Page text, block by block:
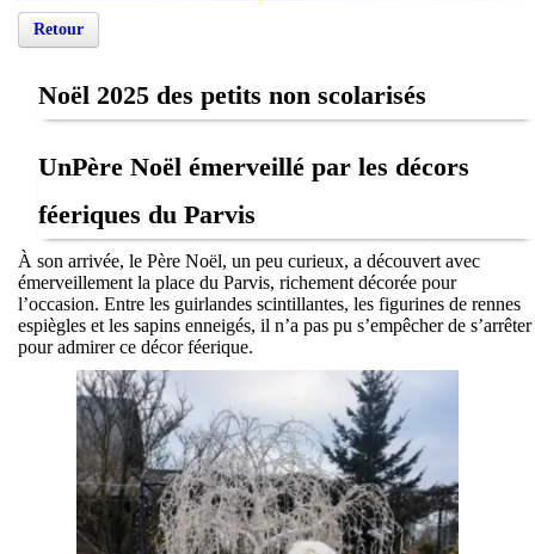
Retour
Noël 2025 des petits non scolarisés
UnPère Noël émerveillé par les décors
féeriques du Parvis
À son arrivée, le Père Noël, un peu curieux, a découvert avec
émerveillement la place du Parvis, richement décorée pour
l’occasion. Entre les guirlandes scintillantes, les figurines de rennes
espiègles et les sapins enneigés, il n’a pas pu s’empêcher de s’arrêter
pour admirer ce décor féerique.